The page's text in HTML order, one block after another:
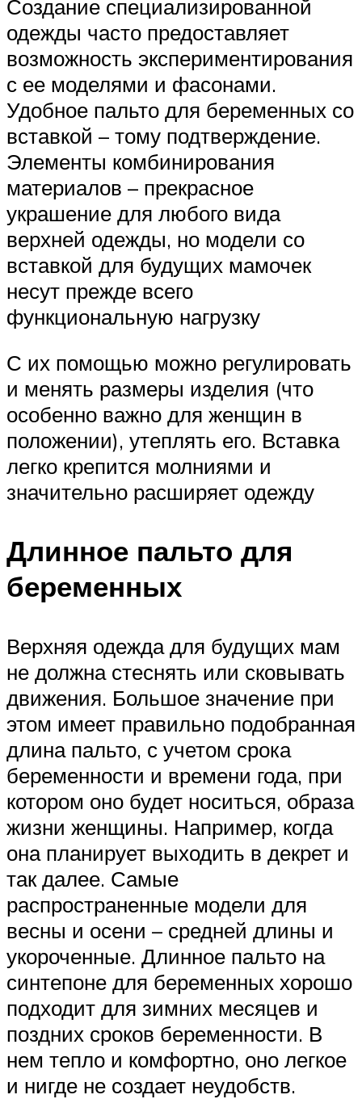
Создание специализированной
одежды часто предоставляет
возможность экспериментирования
с ее моделями и фасонами.
Удобное пальто для беременных со
вставкой – тому подтверждение.
Элементы комбинирования
материалов – прекрасное
украшение для любого вида
верхней одежды, но модели со
вставкой для будущих мамочек
несут прежде всего
функциональную нагрузку
С их помощью можно регулировать
и менять размеры изделия (что
особенно важно для женщин в
положении), утеплять его. Вставка
легко крепится молниями и
значительно расширяет одежду
Длинное пальто для
беременных
Верхняя одежда для будущих мам
не должна стеснять или сковывать
движения. Большое значение при
этом имеет правильно подобранная
длина пальто, с учетом срока
беременности и времени года, при
котором оно будет носиться, образа
жизни женщины. Например, когда
она планирует выходить в декрет и
так далее. Самые
распространенные модели для
весны и осени – средней длины и
укороченные. Длинное пальто на
синтепоне для беременных хорошо
подходит для зимних месяцев и
поздних сроков беременности. В
нем тепло и комфортно, оно легкое
и нигде не создает неудобств.